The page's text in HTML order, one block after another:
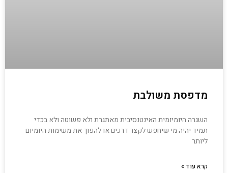
מדפסת משולבת
השגרה היומיומית האינטנסיבית מאתגרת ולא פשוטה ולא בכדי
תמיד יהיה מי שיחפש לקצר דרכים או להפוך את משימות היומיום
ליותר
קרא עוד »